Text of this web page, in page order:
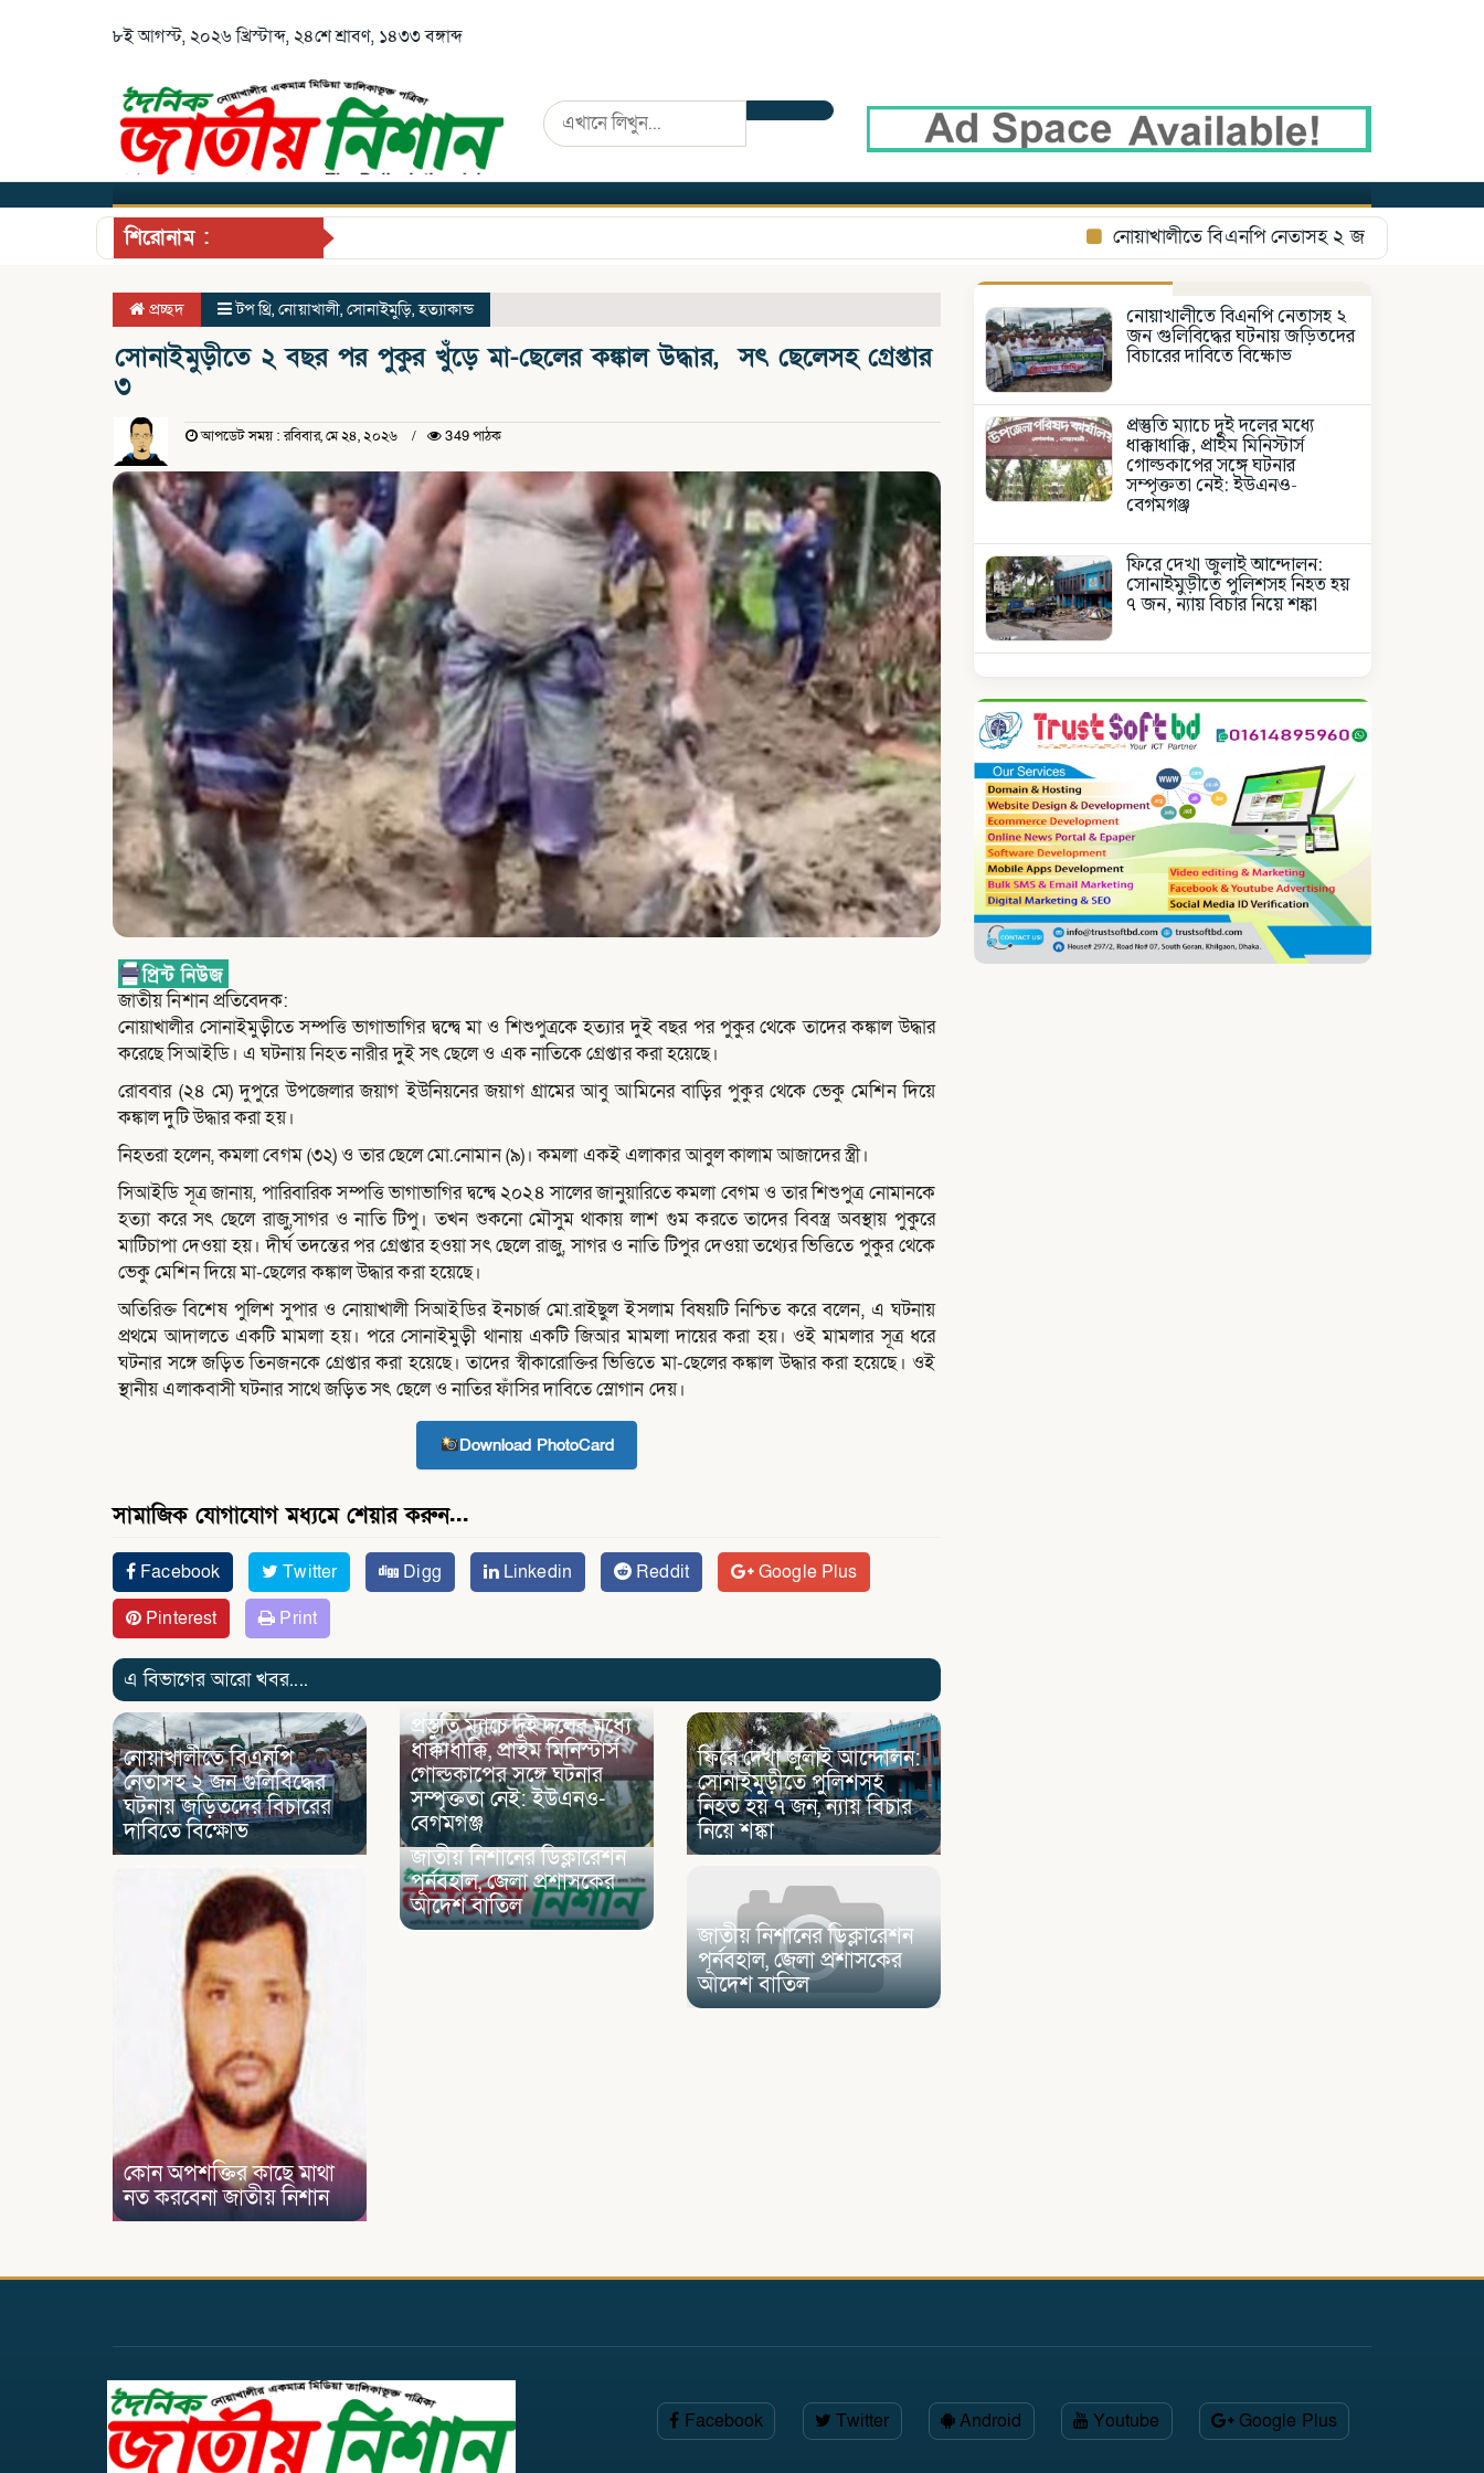
৮ই আগস্ট, ২০২৬ খ্রিস্টাব্দ, ২৪শে শ্রাবণ, ১৪৩৩ বঙ্গাব্দ
শিরোনাম : নোয়াখালীতে বিএনপি নেতাসহ ২ জন গুলিবিদ্ধের
প্রচ্ছদ টপ থ্রি,নোয়াখালী,সোনাইমুড়ি,হত্যাকান্ড
সোনাইমুড়ীতে ২ বছর পর পুকুর খুঁড়ে মা-ছেলের কঙ্কাল উদ্ধার, সৎ ছেলেসহ গ্রেপ্তার
৩
আপডেট সময় : রবিবার, মে ২৪, ২০২৬ 349 পাঠক
জাতীয় নিশান প্রতিবেদক:
নোয়াখালীর সোনাইমুড়ীতে সম্পত্তি ভাগাভাগির দ্বন্দ্বে মা ও শিশুপুত্রকে হত্যার দুই বছর পর পুকুর থেকে তাদের কঙ্কাল উদ্ধার
করেছে সিআইডি। এ ঘটনায় নিহত নারীর দুই সৎ ছেলে ও এক নাতিকে গ্রেপ্তার করা হয়েছে।
রোববার (২৪ মে) দুপুরে উপজেলার জয়াগ ইউনিয়নের জয়াগ গ্রামের আবু আমিনের বাড়ির পুকুর থেকে ভেকু মেশিন দিয়ে
কঙ্কাল দুটি উদ্ধার করা হয়।
নিহতরা হলেন, কমলা বেগম (৩২) ও তার ছেলে মো.নোমান (৯)। কমলা একই এলাকার আবুল কালাম আজাদের স্ত্রী।
সিআইডি সূত্র জানায়, পারিবারিক সম্পত্তি ভাগাভাগির দ্বন্দ্বে ২০২৪ সালের জানুয়ারিতে কমলা বেগম ও তার শিশুপুত্র নোমানকে
হত্যা করে সৎ ছেলে রাজু,সাগর ও নাতি টিপু। তখন শুকনো মৌসুম থাকায় লাশ গুম করতে তাদের বিবস্ত্র অবস্থায় পুকুরে
মাটিচাপা দেওয়া হয়। দীর্ঘ তদন্তের পর গ্রেপ্তার হওয়া সৎ ছেলে রাজু, সাগর ও নাতি টিপুর দেওয়া তথ্যের ভিত্তিতে পুকুর থেকে
ভেকু মেশিন দিয়ে মা-ছেলের কঙ্কাল উদ্ধার করা হয়েছে।
অতিরিক্ত বিশেষ পুলিশ সুপার ও নোয়াখালী সিআইডির ইনচার্জ মো.রাইছুল ইসলাম বিষয়টি নিশ্চিত করে বলেন, এ ঘটনায়
প্রথমে আদালতে একটি মামলা হয়। পরে সোনাইমুড়ী থানায় একটি জিআর মামলা দায়ের করা হয়। ওই মামলার সূত্র ধরে
ঘটনার সঙ্গে জড়িত তিনজনকে গ্রেপ্তার করা হয়েছে। তাদের স্বীকারোক্তির ভিত্তিতে মা-ছেলের কঙ্কাল উদ্ধার করা হয়েছে। ওই
স্থানীয় এলাকবাসী ঘটনার সাথে জড়িত সৎ ছেলে ও নাতির ফাঁসির দাবিতে স্লোগান দেয়।
Download PhotoCard
সামাজিক যোগাযোগ মধ্যমে শেয়ার করুন...
Facebook Twitter Digg Linkedin Reddit
Google Plus
Pinterest
Print
এ বিভাগের আরো খবর....
নোয়াখালীতে বিএনপি
নেতাসহ ২ জন গুলিবিদ্ধের
ঘটনায় জড়িতদের বিচারের
দাবিতে বিক্ষোভ
প্রস্তুতি ম্যাচে দুই দলের মধ্যে
ধাক্কাধাক্কি, প্রাইম মিনিস্টার্স
গোল্ডকাপের সঙ্গে ঘটনার
সম্পৃক্ততা নেই: ইউএনও-
বেগমগঞ্জ
ফিরে দেখা জুলাই আন্দোলন:
সোনাইমুড়ীতে পুলিশসহ
নিহত হয় ৭ জন, ন্যায় বিচার
নিয়ে শঙ্কা
কোন অপশক্তির কাছে মাথা
নত করবেনা জাতীয় নিশান
জাতীয় নিশানের ডিক্লারেশন
পূর্নবহাল, জেলা প্রশাসকের
আদেশ বাতিল
জাতীয় নিশানের ডিক্লারেশন
পূর্নবহাল, জেলা প্রশাসকের
আদেশ বাতিল
নোয়াখালীতে বিএনপি নেতাসহ ২
জন গুলিবিদ্ধের ঘটনায় জড়িতদের
বিচারের দাবিতে বিক্ষোভ
প্রস্তুতি ম্যাচে দুই দলের মধ্যে
ধাক্কাধাক্কি, প্রাইম মিনিস্টার্স
গোল্ডকাপের সঙ্গে ঘটনার
সম্পৃক্ততা নেই: ইউএনও-
বেগমগঞ্জ
ফিরে দেখা জুলাই আন্দোলন:
সোনাইমুড়ীতে পুলিশসহ নিহত হয়
৭ জন, ন্যায় বিচার নিয়ে শঙ্কা
করবেনা জাতীয় নিশান
জাতীয় নিশানের ডিক্লারেশন
পূর্নবহাল, জেলা প্রশাসকের আদেশ
বাতিল
জাতীয় নিশানের ডিক্লারেশন
পূর্নবহাল, জেলা প্রশাসকের আদেশ
বাতিল
Facebook Twitter Android Youtube Google Plus